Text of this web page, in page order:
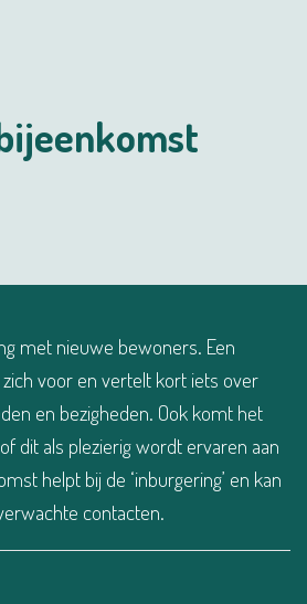
met nieuwe bewoners. Een
voor en vertelt kort iets over
en bezigheden. Ook komt het
dit als plezierig wordt ervaren aan
helpt bij de ‘inburgering’ en kan
contacten.